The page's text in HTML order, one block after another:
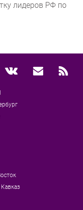
лидеров РФ по